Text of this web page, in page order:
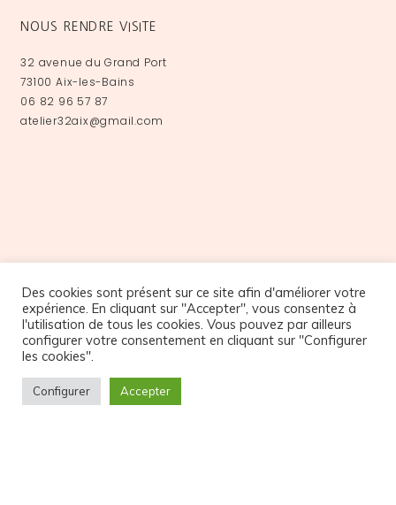
NOUS RENDRE VISITE
32 avenue du Grand Port
73100 Aix-les-Bains
06 82 96 57 87
atelier32aix@gmail.com
NOS PARTENAIRES
Des cookies sont présent sur ce site afin d'améliorer votre
expérience. En cliquant sur "Accepter", vous consentez à
l'utilisation de tous les cookies. Vous pouvez par ailleurs
configurer votre consentement en cliquant sur "Configurer
les cookies".
Configurer Accepter